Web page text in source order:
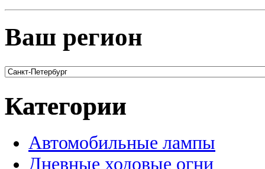
Ваш регион
Категории
Автомобильные лампы
Дневные ходовые огни